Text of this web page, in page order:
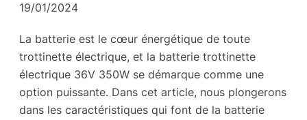
19/01/2024
La batterie est le cœur énergétique de toute
trottinette électrique, et la batterie trottinette
électrique 36V 350W se démarque comme une
option puissante. Dans cet article, nous plongerons
dans les caractéristiques qui font de la batterie